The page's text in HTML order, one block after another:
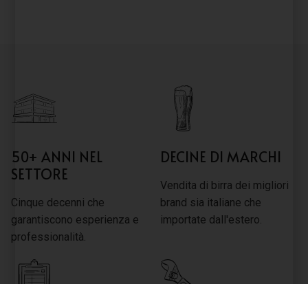
50+ ANNI NEL
SETTORE
Cinque decenni che
garantiscono esperienza e
professionalità.
DECINE DI MARCHI
Vendita di birra dei migliori
brand sia italiane che
importate dall'estero.